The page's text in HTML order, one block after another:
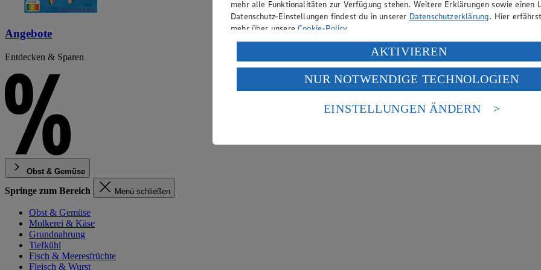
Angebote
Entdecken & Sparen
Obst & Gemüse
Springe zum Bereich Menü schließen
Obst & Gemüse
Molkerei & Käse
Grundnahrung
Tiefkühl
Fisch & Meeresfrüchte
Fleisch & Wurst
mehr alle Funktionalitäten zur Verfügung stehen. Weitere Erklärungen sowie einen
Datenschutz-Einstellungen findest du in unserer Datenschutzerklärung. Hier
mehr über unsereCookie-Policy.
Verarbeitung deiner personenbezogenen Daten in den USA durch Facebook und
Wenn du auf „Aktivieren“ klickst, willigst du im Sinne des Art. 49 Abs. 1 Satz 1 lit.
ein, dass deine Daten in den USA verarbeitet werden. Der EuGH sieht die USA als
einem nach europäischen Standards nicht angemessenen Datenschutzniveau an. Es
Risiko eines Zugriffs durch US-amerikanische Behörden.
AKTIVIEREN
NUR NOTWENDIGE TECHNOLOGIEN
EINSTELLUNGEN ÄNDERN